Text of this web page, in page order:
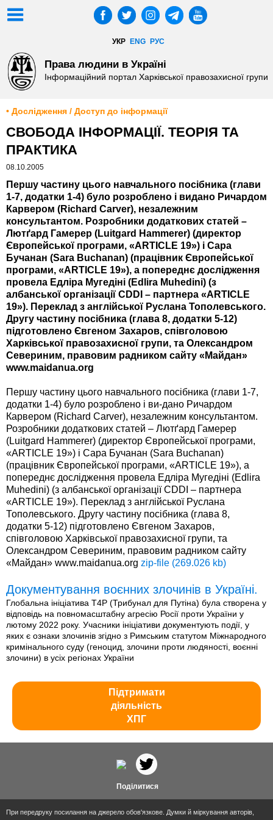
УКР ENG РУС
Права людини в Україні
Інформаційний портал Харківської правозахисної групи
• Дослідження / Доступ до інформації
СВОБОДА ІНФОРМАЦІЇ. ТЕОРІЯ ТА
ПРАКТИКА
08.10.2005
Першу частину цього навчального посібника (глави
1-7, додатки 1-4) було розроблено і видано Ричардом
Карвером (Richard Carver), незалежним
консультантом. Розробники додаткових статей –
Лютґард Гамерер (Luitgard Hammerer) (директор
Європейської програми, «ARTICLE 19») і Сара
Бучанан (Sara Buchanan) (працівник Європейської
програми, «ARTICLE 19»), а попереднє дослідження
провела Едліра Мугедіні (Edlira Muhedini) (з
албанської організації CDDI – партнера «ARTICLE
19»). Переклад з англійської Руслана Тополевського.
Другу частину посібника (глава 8, додатки 5-12)
підготовлено Євгеном Захаров, співголовою
Харківської правозахисної групи, та Олександром
Севериним, правовим радником сайту «Майдан»
www.maidanua.org
Першу частину цього навчального посібника (глави 1-7,
додатки 1-4) було розроблено і ви-дано Ричардом
Карвером (Richard Carver), незалежним консультантом.
Розробники додаткових статей – Лютґард Гамерер
(Luitgard Hammerer) (директор Європейської програми,
«ARTICLE 19») і Сара Бучанан (Sara Buchanan)
(працівник Європейської програми, «ARTICLE 19»), а
попереднє дослідження провела Едліра Мугедіні (Edlira
Muhedini) (з албанської організації CDDI – партнера
«ARTICLE 19»). Переклад з англійської Руслана
Тополевського. Другу частину посібника (глава 8,
додатки 5-12) підготовлено Євгеном Захаров,
співголовою Харківської правозахисної групи, та
Олександром Севериним, правовим радником сайту
«Майдан» www.maidanua.org zip-file (269.026 kb)
Документування воєнних злочинів в Україні.
Глобальна ініціатива T4P (Трибунал для Путіна) була створена у
відповідь на повномасштабну агресію Росії проти України у
лютому 2022 року. Учасники ініціативи документують події, у
яких є ознаки злочинів згідно з Римським статутом Міжнародного
кримінального суду (геноцид, злочини проти людяності, воєнні
злочини) в усіх регіонах України
Підтримати
діяльність
ХПГ
Поділитися
При передруку посилання на джерело обов'язкове. Думки й міркування авторів,